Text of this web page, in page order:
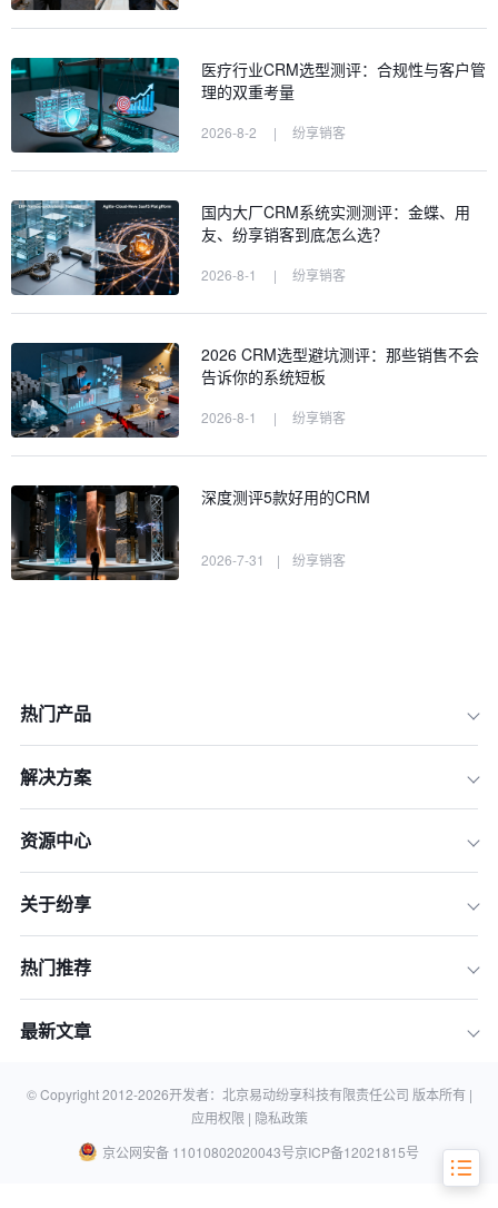
佳匹配
医疗行业CRM选型测评：合规性与客户管
理的双重考量
2026-8-2 | 纷享销客
国内大厂CRM系统实测测评：金蝶、用
友、纷享销客到底怎么选？
2026-8-1 | 纷享销客
2026 CRM选型避坑测评：那些销售不会
告诉你的系统短板
2026-8-1 | 纷享销客
深度测评5款好用的CRM
2026-7-31 | 纷享销客
热门产品
解决方案
资源中心
关于纷享
热门推荐
最新文章
© Copyright 2012-2026开发者：北京易动纷享科技有限责任公司 版本所有 |
应用权限 | 隐私政策
京公网安备 11010802020043号京ICP备12021815号